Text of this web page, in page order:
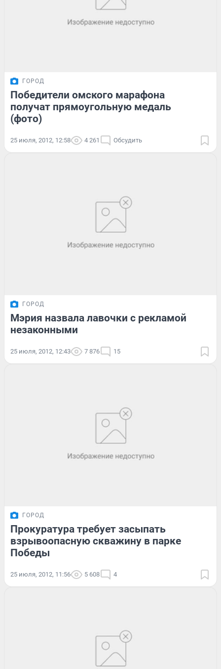
ГОРОД
Победители омского марафона
получат прямоугольную медаль
(фото)
25 июля, 2012, 12:58 4 261 Обсудить
ГОРОД
Мэрия назвала лавочки с рекламой
незаконными
25 июля, 2012, 12:43 7 876 15
ГОРОД
Прокуратура требует засыпать
взрывоопасную скважину в парке
Победы
25 июля, 2012, 11:56 5 608 4